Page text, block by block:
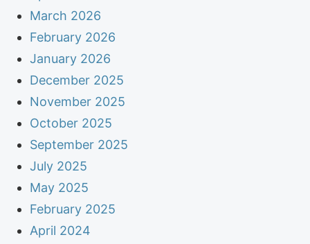
March 2026
February 2026
January 2026
December 2025
November 2025
October 2025
September 2025
July 2025
May 2025
February 2025
April 2024